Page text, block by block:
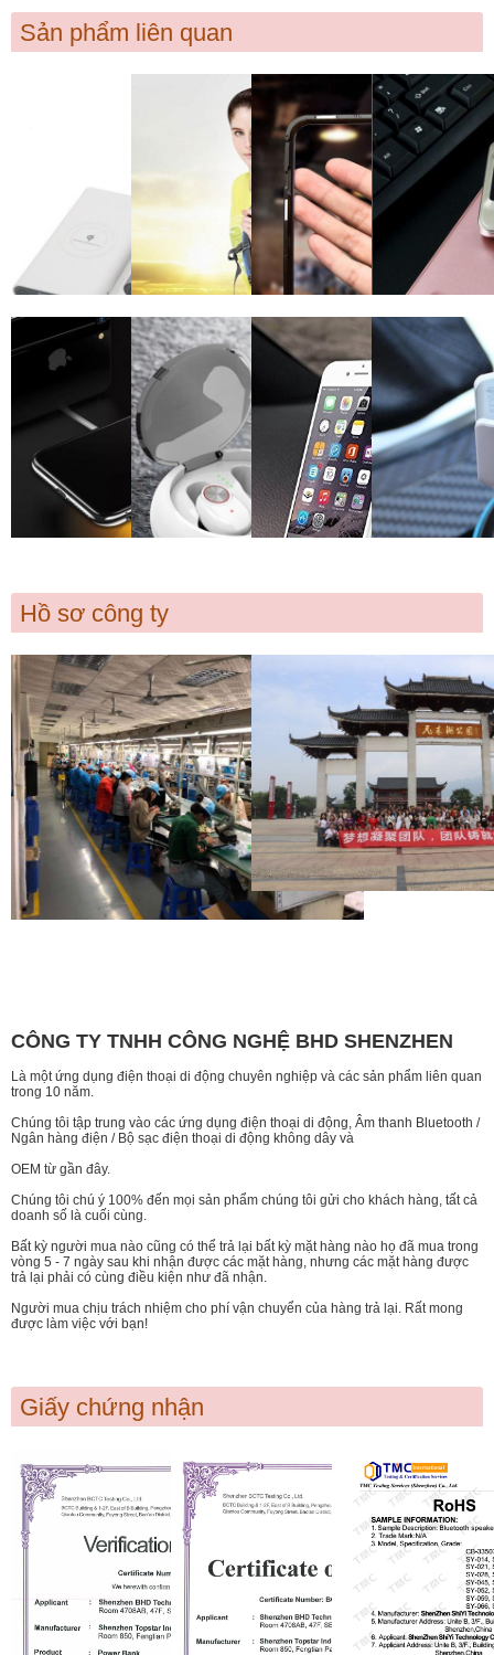
Sản phẩm liên quan
Hồ sơ công ty
CÔNG TY TNHH CÔNG NGHỆ BHD SHENZHEN
Là một ứng dụng điện thoại di động chuyên nghiệp và các sản phẩm liên quan
trong 10 năm.
Chúng tôi tập trung vào các ứng dụng điện thoại di động, Âm thanh Bluetooth /
Ngân hàng điện / Bộ sạc điện thoại di động không dây và
OEM từ gần đây.
Chúng tôi chú ý 100% đến mọi sản phẩm chúng tôi gửi cho khách hàng, tất cả
doanh số là cuối cùng.
Bất kỳ người mua nào cũng có thể trả lại bất kỳ mặt hàng nào họ đã mua trong
vòng 5 - 7 ngày sau khi nhận được các mặt hàng, nhưng các mặt hàng được
trả lại phải có cùng điều kiện như đã nhận.
Người mua chịu trách nhiệm cho phí vận chuyển của hàng trả lại. Rất mong
được làm việc với bạn!
Giấy chứng nhận